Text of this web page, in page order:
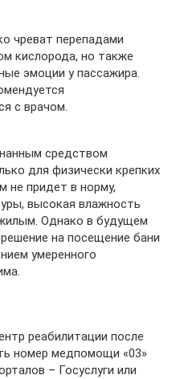
чреват перепадами
кислорода, но также
эмоции у пассажира.
с врачом.
средством
для физически крепких
не придет в норму,
высокая влажность
Однако в будущем
на посещение бани
умеренного
реабилитации после
номер медпомощи «03»
– Госуслуги или